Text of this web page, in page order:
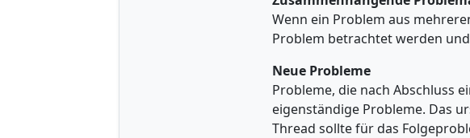
Wenn ein Problem aus
Problem betrachtet werden
Neue Probleme
Probleme, die nach Abschluss
eigenständige Probleme. Das
Thread sollte für das